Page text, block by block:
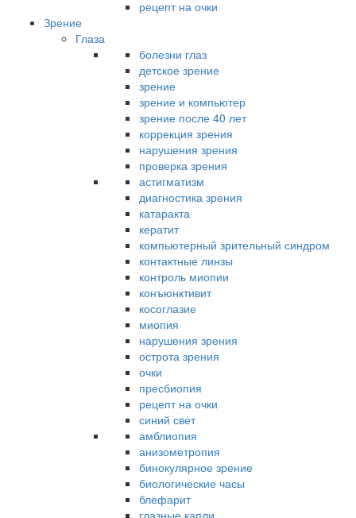
рецепт на очки
Зрение
Глаза
болезни глаз
детское зрение
зрение
зрение и компьютер
зрение после 40 лет
коррекция зрения
нарушения зрения
проверка зрения
астигматизм
диагностика зрения
катаракта
кератит
компьютерный зрительный синдром
контактные линзы
контроль миопии
конъюнктивит
косоглазие
миопия
нарушения зрения
острота зрения
очки
пресбиопия
рецепт на очки
синий свет
амблиопия
анизометропия
бинокулярное зрение
биологические часы
блефарит